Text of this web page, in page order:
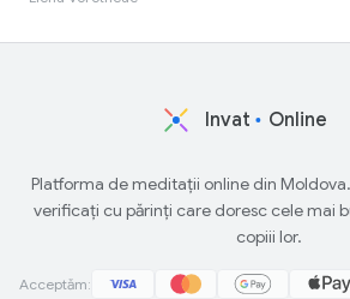
Invat Online
Platforma de meditații online din
verificați cu părinți care doresc cele mai
copiii lor.
Acceptăm: